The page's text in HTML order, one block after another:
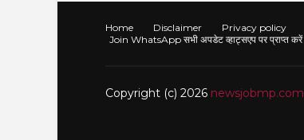
Home Disclaimer Privacy policy
Join WhatsApp सभी अपडेट व्हाट्सएप पर प्राप्त करें
Copyright (c) 2026 newsjobmp.com